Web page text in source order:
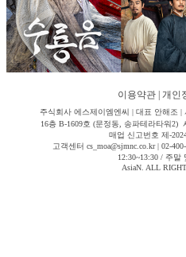
이용약관 개인
주식회사 에스제이엠엔씨 | 대표 안해조
16층 B-1609호 (문정동, 송파테라타워2)
매업 신고번호 제-
고객센터 cs_moa@sjmnc.co.kr | 02-
12:30~13:30 / 주말
AsiaN. ALL